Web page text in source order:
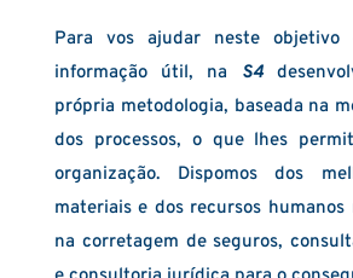
Para vos ajudar neste objetivo
informação útil, na S4
própria metodologia, baseada na
dos processos, o que lhes
organização. Dispomos dos
materiais e dos recursos humanos
na corretagem de seguros,